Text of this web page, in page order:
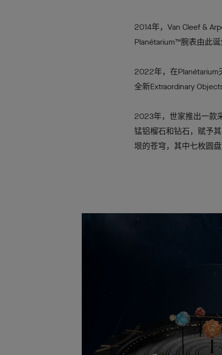
2014年，Van Cleef &
Planétarium™腕表由此
2022年，在Planétarium
全新Extraordinary
2023年，世家推出一款
锰铝榴石和钻石，赋予
垠的苍穹，其中七枚圆